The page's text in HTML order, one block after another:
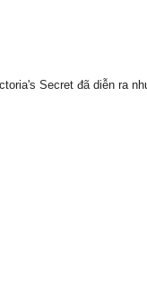
Secret đã diễn ra